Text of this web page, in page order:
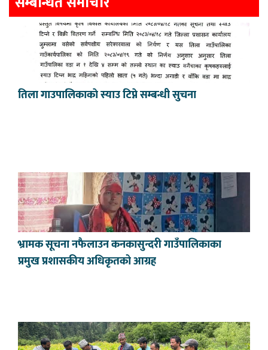
तिला गाउपालिकाकाे स्याउ टिप्ने सम्बन्धी सुचना
भ्रामक सूचना नफैलाउन कनकासुन्दरी गाउँपालिकाका
प्रमुख प्रशासकीय अधिकृतको आग्रह